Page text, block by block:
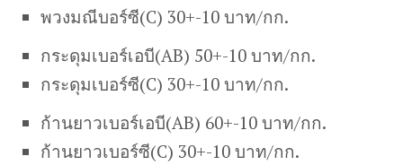
พวงมณีบอร์ซี(C) 30+-10 บาท/กก.
กระดุมเบอร์เอบี(AB) 50+-10 บาท/กก.
กระดุมเบอร์ซี(C) 30+-10 บาท/กก.
ก้านยาวเบอร์เอบี(AB) 60+-10 บาท/กก.
ก้านยาวเบอร์ซี(C) 30+-10 บาท/กก.